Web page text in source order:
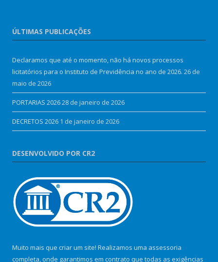
ÚLTIMAS PUBLICAÇÕES
Declaramos que até o momento, não há novos processos
licitatórios para o Instituto de Previdência no ano de 2026. 26 de
maio de 2026
PORTARIAS 202628 de janeiro de 2026
DECRETOS 2026 1 de janeiro de 2026
DESENVOLVIDO POR CR2
Muito mais que criar um site! Realizamos uma assessoria
completa, onde garantimos em contrato que todas as exigências